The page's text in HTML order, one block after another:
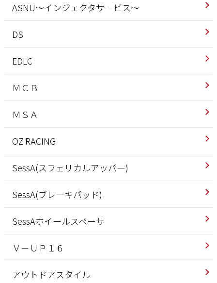
ASNU～インジェクタサービス～
DS
EDLC
ＭＣＢ
ＭＳＡ
OZ RACING
SessA(スフェリカルアッパー)
SessA(ブレーキパッド)
SessAホイールスペーサ
Ｖ－ＵＰ１６
アウトドアスタイル